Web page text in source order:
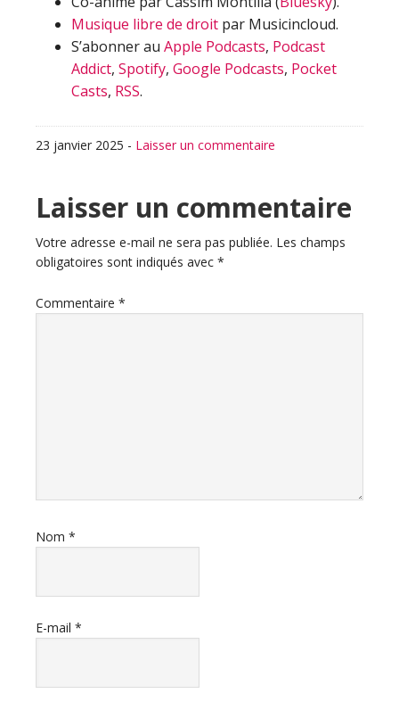
Musique libre de droit par Musicincloud.
S’abonner au Apple Podcasts, Podcast
Addict, Spotify, Google Podcasts, Pocket
Casts, RSS.
23 janvier 2025 - Laisser un commentaire
Interactions
du
lecteur
Laisser un commentaire
Votre adresse e-mail ne sera pas publiée. Les champs
obligatoires sont indiqués avec *
Commentaire *
Nom *
E-mail *